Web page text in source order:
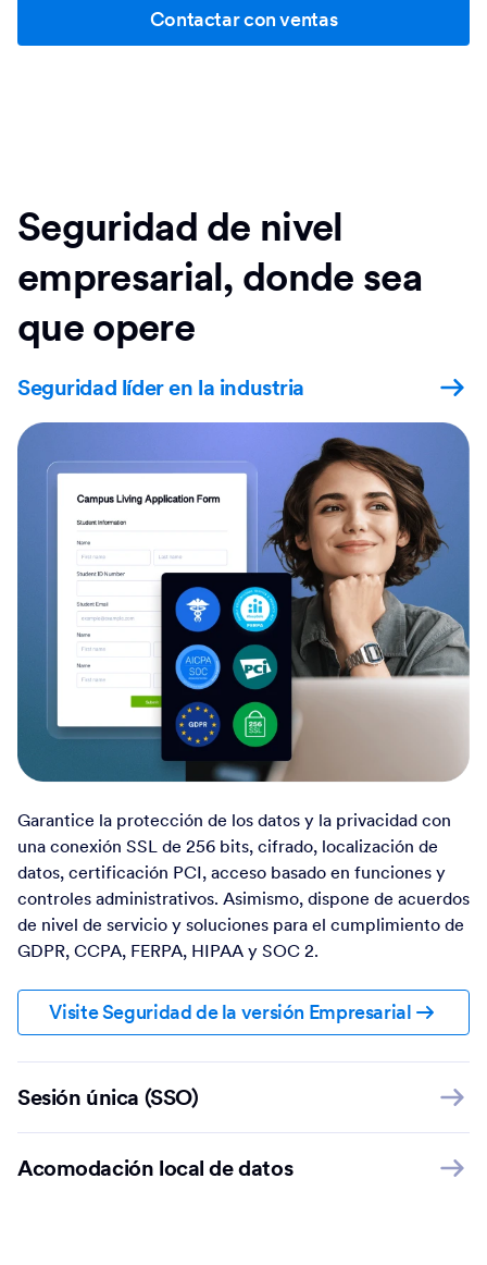
Contactar con ventas
Seguridad de nivel
empresarial, donde sea
que opere
Seguridad líder en la industria
Garantice la protección de los datos y la privacidad con
una conexión SSL de 256 bits, cifrado, localización de
datos, certificación PCI, acceso basado en funciones y
controles administrativos. Asimismo, dispone de acuerdos
de nivel de servicio y soluciones para el cumplimiento de
GDPR, CCPA, FERPA, HIPAA y SOC 2.
Visite Seguridad de la versión Empresarial
Sesión única (SSO)
Acomodación local de datos